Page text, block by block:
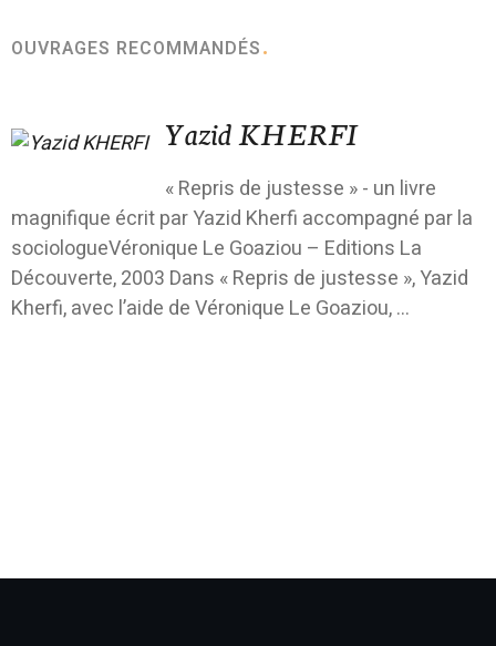
OUVRAGES RECOMMANDÉS
Yazid KHERFI
« Repris de justesse » - un livre
magnifique écrit par Yazid Kherfi accompagné par la
sociologueVéronique Le Goaziou – Editions La
Découverte, 2003 Dans « Repris de justesse », Yazid
Kherfi, avec l’aide de Véronique Le Goaziou, ...